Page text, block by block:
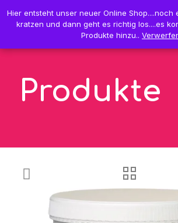
Produkte
Hier entsteht unser neuer Online Shop....noch
kratzen und dann geht es richtig los....es
Produkte hinzu..
Hier entsteht unser neuer Online Shop....noch
kratzen und dann geht es richtig los....es
Produkte hinzu..